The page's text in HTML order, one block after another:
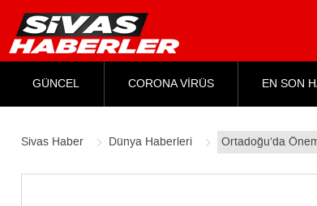
GÜNCEL CORONA VİRÜS EN SON
Sivas Haber Dünya Haberleri Ortadoğu’da